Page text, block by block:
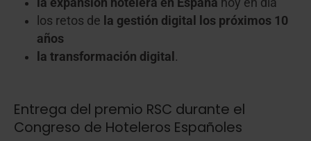
la expansión hotelera en España hoy en día
los retos de la gestión digital los próximos 10
años
la transformación digital .
Entrega del premio RSC durante el
Congreso de Hoteleros Españoles